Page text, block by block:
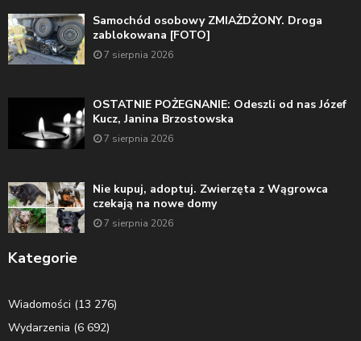
Samochód osobowy ZMIAŻDŻONY. Droga
zablokowana [FOTO]
7 sierpnia 2026
OSTATNIE POŻEGNANIE: Odeszli od nas Józef
Kucz, Janina Brzostowska
7 sierpnia 2026
Nie kupuj, adoptuj. Zwierzęta z Wągrowca
czekają na nowe domy
7 sierpnia 2026
Kategorie
Wiadomości (13 276)
Wydarzenia (6 692)